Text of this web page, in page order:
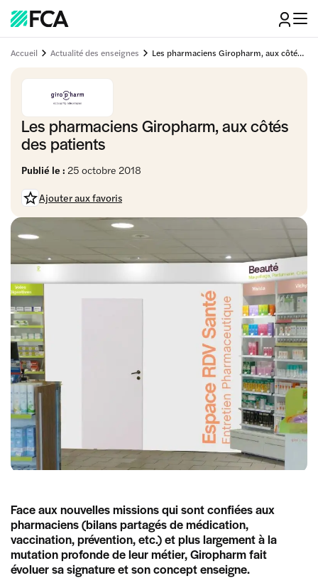
Accueil Actualité des enseignes Les pharmaciens Giropharm, aux côtés des patients
Les pharmaciens Giropharm, aux côtés
des patients
Publié le : 25 octobre 2018
Ajouter aux favoris
Face aux nouvelles missions qui sont confiées aux
pharmaciens (bilans partagés de médication,
vaccination, prévention, etc.) et plus largement à la
mutation profonde de leur métier, Giropharm fait
évoluer sa signature et son concept enseigne.